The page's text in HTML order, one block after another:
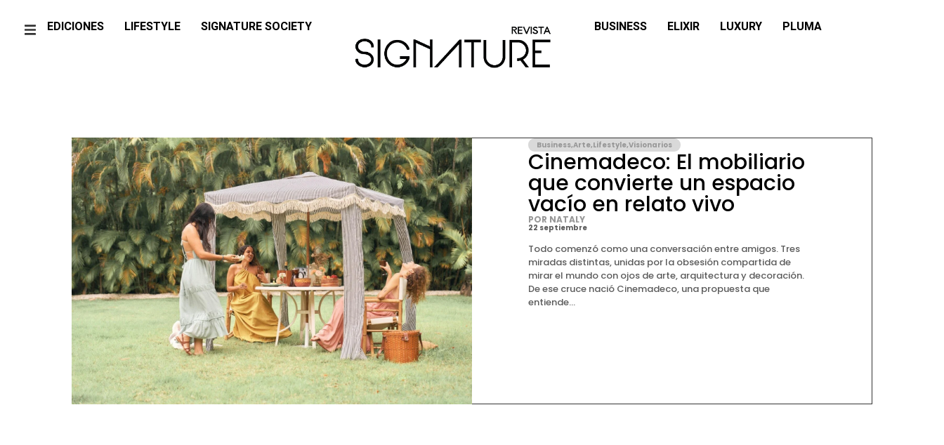
EDICIONES LIFESTYLE SIGNATURE SOCIETY BUSINESS ELIXIR LUXURY PLUMA
Business,Arte,Lifestyle,Visionarios
Cinemadeco: El mobiliario
que convierte un espacio
vacío en relato vivo
POR NATALY
22 septiembre
Todo comenzó como una conversación entre amigos. Tres
miradas distintas, unidas por la obsesión compartida de
mirar el mundo con ojos de arte, arquitectura y decoración.
De ese cruce nació Cinemadeco, una propuesta que
entiende...